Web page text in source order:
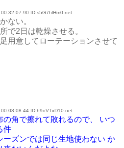
ID:s5G7hlHm0.net
ない。
で2日は乾燥させる。
用意してローテーションさせて
00:08:08.44 ID:h9oVTxD10.net
の角で擦れて敗れるので、 いつ
件
ーズンでは同じ生地使わない か